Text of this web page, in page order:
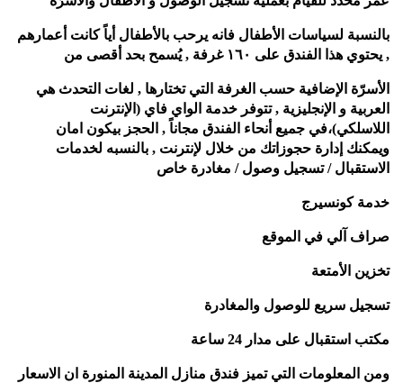
بالنسبة لسياسات الأطفال فانه يرحب بالأطفال أياً كانت أعمارهم
, يحتوي هذا الفندق على ١٦٠ غرفة , يُسمح بحد أقصى من
الأسرّة الإضافية حسب الغرفة التي تختارها , لغات التحدث هي
العربية و الإنجليزية ,تتوفر خدمة الواي فاي (الإنترنت
اللاسلكي)،في جميع أنحاء الفندق مجاناً , الحجز بيكون امان
ويمكنك إدارة حجوزاتك من خلال لإنترنت , بالنسبه لخدمات
الاستقبال /تسجيل وصول / مغادرة خاص
خدمة كونسيرج
صراف آلي في الموقع
تخزين الأمتعة
تسجيل سريع للوصول والمغادرة
مكتب استقبال على مدار 24 ساعة
ومن المعلومات التي تميز فندق منازل المدينة المنورة ان الاسعار